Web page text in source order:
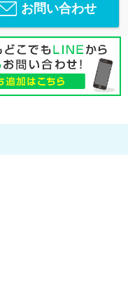
お問い合わせ